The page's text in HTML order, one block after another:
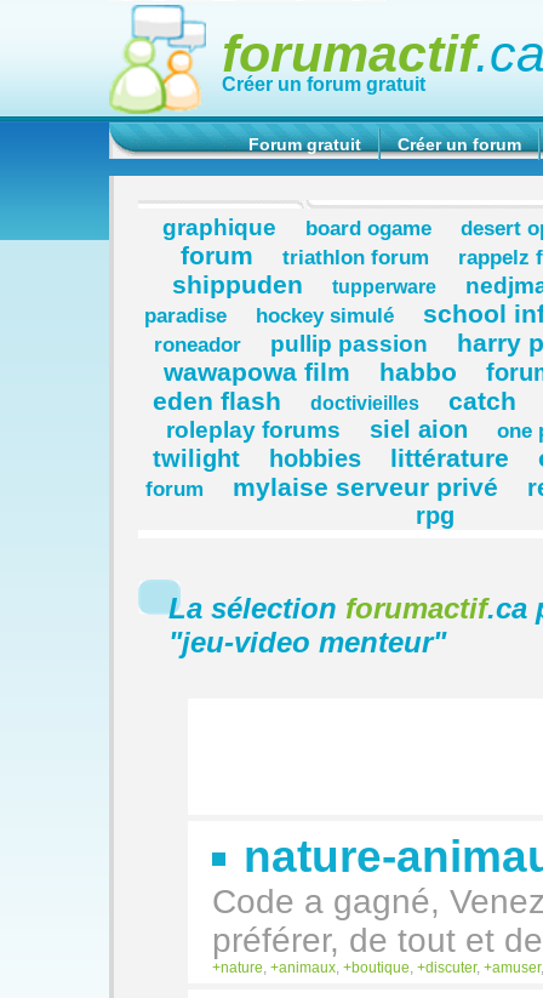
forumactif
Créer un forum gratuit
Forum gratuit Créer un forum
graphique board ogame desert
forum triathlon forum rappelz
shippuden tupperware
paradise hockey simulé school
roneador pullip passion
harry
wawapowa film
habbo
eden flash doctivieilles catch
roleplay forums siel aion one
twilight hobbies littérature
forum mylaise serveur privé
rpg
La sélection forumactif.ca
"jeu-video menteur"
nature-
Code a gagné,
préférer, de tout et
nature animaux boutique discuter, amuser